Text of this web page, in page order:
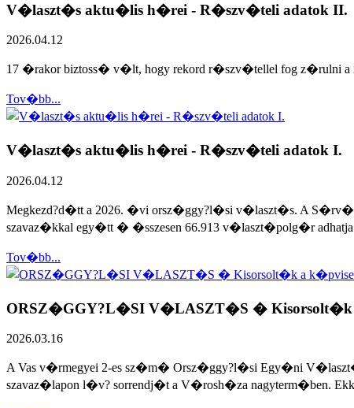
V�laszt�s aktu�lis h�rei - R�szv�teli adatok II.
2026.04.12
17 �rakor biztoss� v�lt, hogy rekord r�szv�tellel fog z�rulni
Tov�bb...
V�laszt�s aktu�lis h�rei - R�szv�teli adatok I.
2026.04.12
Megkezd?d�tt a 2026. �vi orsz�ggy?l�si v�laszt�s. A
szavaz�kkal egy�tt � �sszesen 66.913 v�laszt�polg�r adhatja
Tov�bb...
ORSZ�GGY?L�SI V�LASZT�S � Kisorsolt�k
2026.03.16
A Vas v�rmegyei 2-es sz�m� Orsz�ggy?l�si Egy�ni
szavaz�lapon l�v? sorrendj�t a V�rosh�za nagyterm�ben.